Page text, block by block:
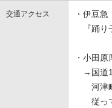
交通アクセス
・伊豆
『踊り
・小田
→国道
河津町
従って